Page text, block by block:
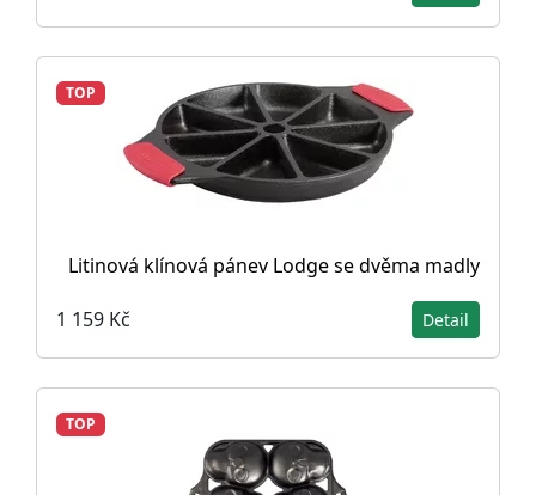
TOP
Litinová klínová pánev Lodge se dvěma madly
1 159 Kč Detail
TOP